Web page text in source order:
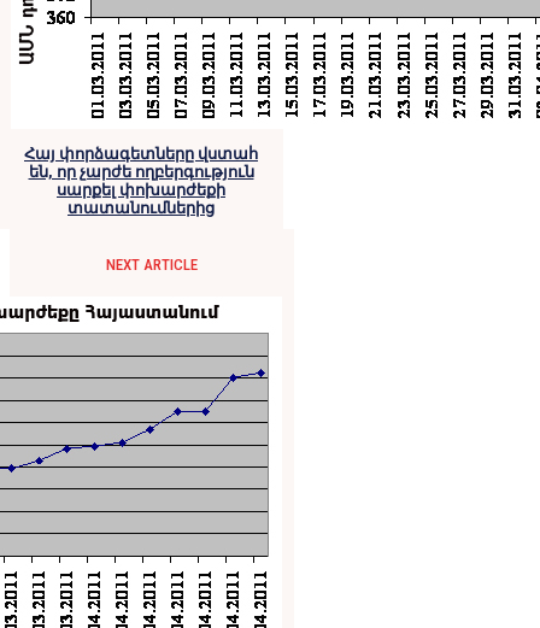
Հայ փորձագետները վստահ
են, որ չարժե ողբերգություն
սարքել փոխարժեքի
տատանումներից
NEXT ARTICLE